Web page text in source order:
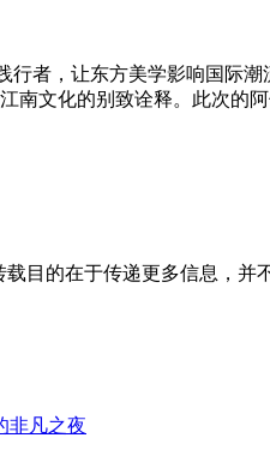
者，让东方美学影响国际
南文化的别致诠释。此次的
目的在于传递更多信息，
非凡之夜